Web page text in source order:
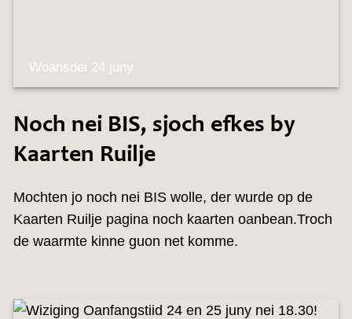
Woansdei 24 juny
Noch nei BIS, sjoch efkes by
Kaarten Ruilje
Mochten jo noch nei BIS wolle, der wurde op de
Kaarten Ruilje pagina noch kaarten oanbean.Troch
de waarmte kinne guon net komme.